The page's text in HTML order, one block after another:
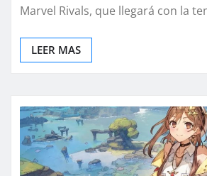
Marvel Rivals, que llegará con la
LEER MAS